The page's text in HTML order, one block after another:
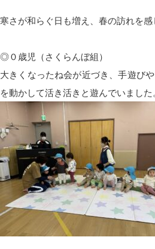
寒さが和らぐ日も増え、春の訪れを
◎０歳児（さくらんぼ組）
大きくなったね会が近づき、手遊び
を動かして活き活きと遊んでいました。